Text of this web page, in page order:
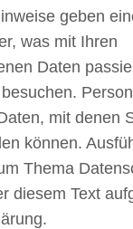
geben
was mit Ihren
Daten
mit denen
können.
Thema
diesem Text